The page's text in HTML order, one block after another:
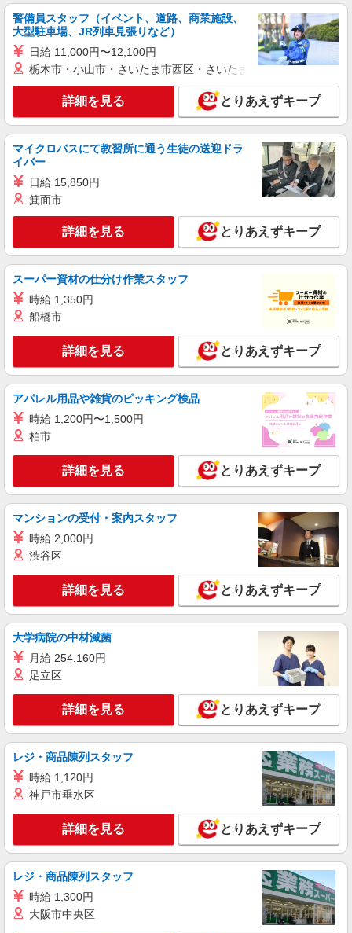
派遣社員
株式会社kotrio /●KG-H-1880200
落ち着いた少人数環境/グループホームで暮ら
しの手伝い◆週3〜OK
時給1350円〜2062円 ＜日払い有/週払い有/交
通費全支給(ガソリン代含む)＞
南さつま市 来社不要/面接なし♪
詳細を見る
派遣社員
株式会社kotrio /●KG-H-1905761
＜五位野＞サ高住スタッフ＊教育体制充実
◎30代・40代活躍中
時給1350円〜2062円 ＜日払い有/週払い有/交
通費全支給(ガソリン代含む)＞
南さつま市 ◆来社不要/面接なし
キープ 詳細を見る
【薩摩板敷駅】病院でシーツ交換や備品管理な
ど★看護助手募集
時給1350円〜2062円 ＜日払い有/週払い有/交
通費全支給(ガソリン代含む)＞
南さつま市 ＊最寄り駅：薩摩板敷
キープ 詳細を見る
派遣社員
株式会社kotrio /●KG-H-2000916
五位野駅｜サ高住のSTAFF★まずはお名前を
覚えることからSTART
時給1350円〜2062円 ＜日払い有/週払い有/交
通費全支給(ガソリン代含む)＞
詳細を見る
株式会社kotrio /●KG-H-1879025
五位野駅≫高収入！シニア向け高級マンション
時給1350円〜2062円 ＜日払い有/週払い有/交
南さつま市 ≪最寄駅：五位野≫
キープ 詳細を見る
派遣社員
株式会社kotrio /●KG-H-1882413
「支払い日に間に合ったぜ！」日払いOK＊障
警備員スタッフ（イベント、道路、商業施設、
大型駐車場、JR列車見張りなど）
日給 11,000円〜12,100円
栃木市・小山市・さいたま市西区・さいたま市岩槻区・久喜市・
詳細を見る とりあえずキープ
マイクロバスにて教習所に通う生徒の送迎ドラ
イバー
日給 15,850円
箕面市
詳細を見る とりあえずキープ
スーパー資材の仕分け作業スタッフ
時給 1,350円
船橋市
詳細を見る とりあえずキープ
アパレル用品や雑貨のピッキング検品
時給 1,200円〜1,500円
柏市
詳細を見る とりあえずキープ
マンションの受付・案内スタッフ
時給 2,000円
渋谷区
詳細を見る とりあえずキープ
大学病院の中材滅菌
月給 254,160円
足立区
詳細を見る とりあえずキープ
レジ・商品陳列スタッフ
時給 1,120円
神戸市垂水区
詳細を見る とりあえずキープ
レジ・商品陳列スタッフ
時給 1,300円
大阪市中央区